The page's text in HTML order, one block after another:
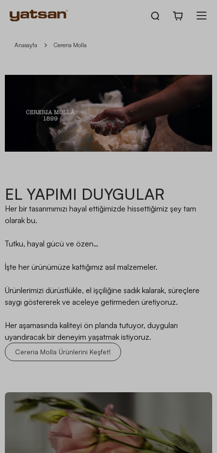
Anasayfa Cereria Molla
EL YAPIMI DUYGULAR
Her bir tasarımımızı hayal ettiğimizde hissettiğimiz şey tam
olarak bu.
Tutku, hayal gücü ve özen…
İşte her ürünümüze kattığımız asıl malzemeler.
Ürünlerimizi dürüstlükle, el işçiliğine sadık kalarak, süreçlere
saygı göstererek ve aceleye getirmeden üretiyoruz.
Her aşamasında kaliteyi ön planda tutuyor, duyguları
uyandıracak bir deneyim yaşatmak istiyoruz.
Cereria Molla Ürünlerini Keşfet!